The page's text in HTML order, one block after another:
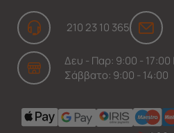
210 23 10 365
Δευ - Παρ: 9:00 - 17:00 |
Σάββατο: 9:00 - 14:00